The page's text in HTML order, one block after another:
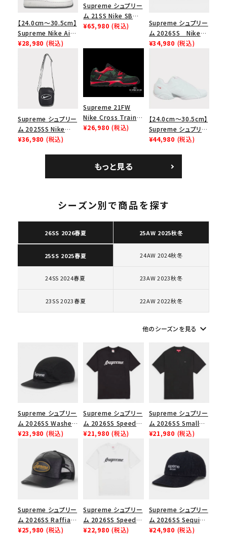
【24.0cm～30.5cm】
Supreme Nike Air
Force 1 Low シュプ
リーム ナイキエアフォ
ース１スニーカー シ
ューズ ホワイト
¥28,980 (税込)
Supreme シュプリー
ム 21SS Nike SB
Dunk Low ナイキSB
¥65,980 (税込)
Supreme シュプリー
ム 2026SS Nike
SB Air Max 2 CB 94
¥34,980 (税込)
Supreme シュプリー
ム 2025SS Nike
Leather Shoulder
¥36,980 (税込)
Supreme 21FW
Nike Cross Trainer
Low ナイキクロスト
¥26,980 (税込)
【24.0cm～30.5cm】
Supreme シュプリー
ム 2023AW Nike
カー ホワイト 白
¥44,980 (税込)
もっと見る
シーズン別で商品を探す
26SS 2026春夏 25AW 2025秋冬
25SS 2025春夏 24AW 2024秋冬
24SS 2024春夏 23AW 2023秋冬
23SS 2023春夏 22AW 2022秋冬
他のシーズンを見る keyboard_arrow_down
Supreme シュプリー
ム 2026SS Washed
Chino Twill Camp
ノツイル キャンプキャ
ップ ブラック
¥23,980 (税込)
Supreme シュプリー
ム 2026SS Speed
Tee スピードTシャツ
¥21,980 (税込)
Supreme シュプリー
ム 2026SS Small
Box Tee スモールボ
¥21,980 (税込)
Supreme シュプリー
ム 2026SS Raffia
Mesh Back 5-Panel
¥25,980 (税込)
Supreme シュプリー
ム 2026SS Speed
Tee スピードTシャツ
¥22,980 (税込)
Supreme シュプリー
ム 2026SS Sequin
Denim Classic
¥24,980 (税込)